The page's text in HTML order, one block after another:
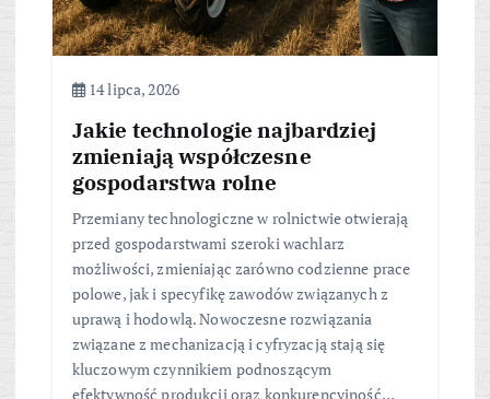
14 lipca, 2026
Jakie technologie najbardziej
zmieniają współczesne
gospodarstwa rolne
Przemiany technologiczne w rolnictwie otwierają
przed gospodarstwami szeroki wachlarz
możliwości, zmieniając zarówno codzienne prace
polowe, jak i specyfikę zawodów związanych z
uprawą i hodowlą. Nowoczesne rozwiązania
związane z mechanizacją i cyfryzacją stają się
kluczowym czynnikiem podnoszącym
efektywność produkcji oraz konkurencyjność…